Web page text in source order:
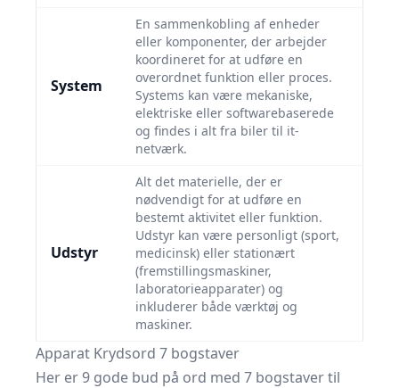
System
En sammenkobling af enheder
eller komponenter, der arbejder
koordineret for at udføre en
overordnet funktion eller proces.
Systems kan være mekaniske,
elektriske eller softwarebaserede
og findes i alt fra biler til it-
netværk.
Udstyr
Alt det materielle, der er
nødvendigt for at udføre en
bestemt aktivitet eller funktion.
Udstyr kan være personligt (sport,
medicinsk) eller stationært
(fremstillingsmaskiner,
laboratorieapparater) og
inkluderer både værktøj og
maskiner.
Apparat Krydsord 7 bogstaver
Her er 9 gode bud på ord med 7 bogstaver til